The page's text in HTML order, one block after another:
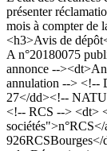
présenter
mois à compter de
<h3>Avis de
A n°20180075
annonce --
annulation --> <!--
27</dd><!--
<!-- RCS --> <dt>